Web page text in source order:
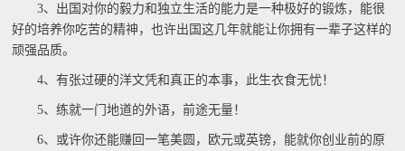
3、出国对你的毅力和独立生活的能力是一种极好的锻炼，能很
好的培养你吃苦的精神，也许出国这几年就能让你拥有一辈子这样的
顽强品质。
4、有张过硬的洋文凭和真正的本事，此生衣食无忧！
5、练就一门地道的外语，前途无量！
6、或许你还能赚回一笔美圆，欧元或英镑，能就你创业前的原